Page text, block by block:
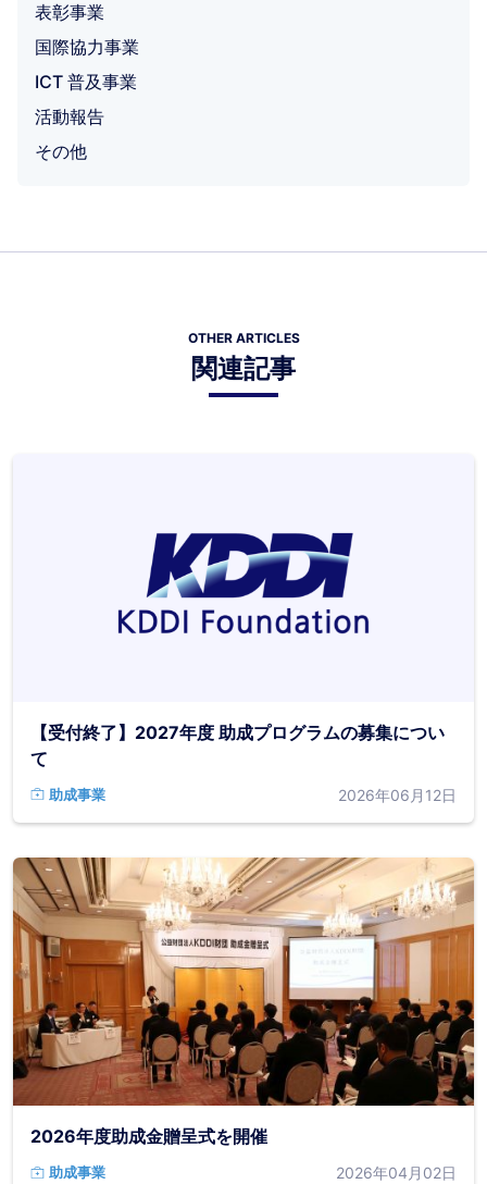
表彰事業
国際協力事業
ICT 普及事業
活動報告
その他
OTHER ARTICLES
関連記事
【受付終了】2027年度 助成プログラムの募集につい
て
助成事業 2026年06月12日
2026年度助成金贈呈式を開催
助成事業 2026年04月02日